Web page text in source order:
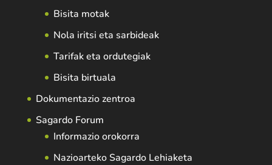
Bisita motak
Nola iritsi eta sarbideak
Tarifak eta ordutegiak
Bisita birtuala
Dokumentazio zentroa
Sagardo Forum
Informazio orokorra
Nazioarteko Sagardo Lehiaketa